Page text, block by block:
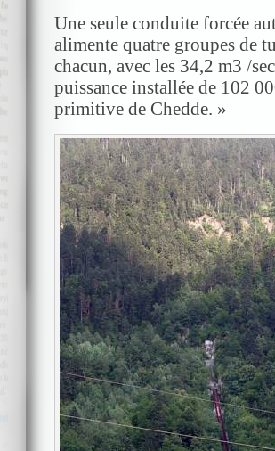
Une seule conduite forcée
alimente quatre groupes de
chacun, avec les 34,2 m3 /
puissance installée de 102
primitive de Chedde. »